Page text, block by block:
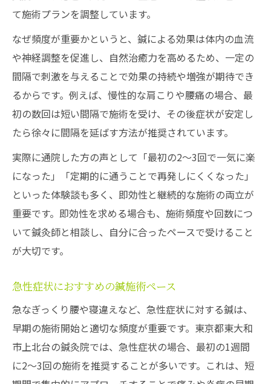
て施術プランを調整しています。
なぜ頻度が重要かというと、鍼による効果は体内の血流
や神経調整を促進し、自然治癒力を高めるため、一定の
間隔で刺激を与えることで効果の持続や増強が期待でき
るからです。例えば、慢性的な肩こりや腰痛の場合、最
初の数回は短い間隔で施術を受け、その後症状が安定し
たら徐々に間隔を延ばす方法が推奨されています。
実際に通院した方の声として「最初の2〜3回で一気に楽
になった」「定期的に通うことで再発しにくくなった」
といった体験談も多く、即効性と継続的な施術の両立が
重要です。即効性を求める場合も、施術頻度や回数につ
いて鍼灸師と相談し、自分に合ったペースで受けること
が大切です。
急性症状におすすめの鍼施術ペース
急なぎっくり腰や寝違えなど、急性症状に対する鍼は、
早期の施術開始と適切な頻度が重要です。東京都東大和
市上北台の鍼灸院では、急性症状の場合、最初の1週間
に2〜3回の施術を推奨することが多いです。これは、短